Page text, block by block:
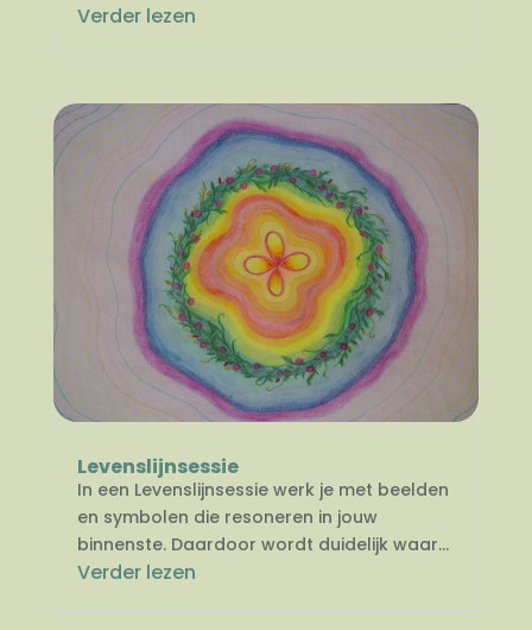
Verder lezen
Levenslijnsessie
In een Levenslijnsessie werk je met beelden
en symbolen die resoneren in jouw
binnenste. Daardoor wordt duidelijk waar...
Verder lezen